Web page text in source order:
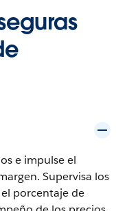
e impulse el
Supervisa los
porcentaje de